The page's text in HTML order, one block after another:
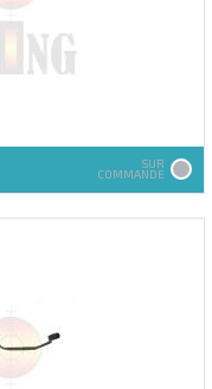
SUR
COMMANDE